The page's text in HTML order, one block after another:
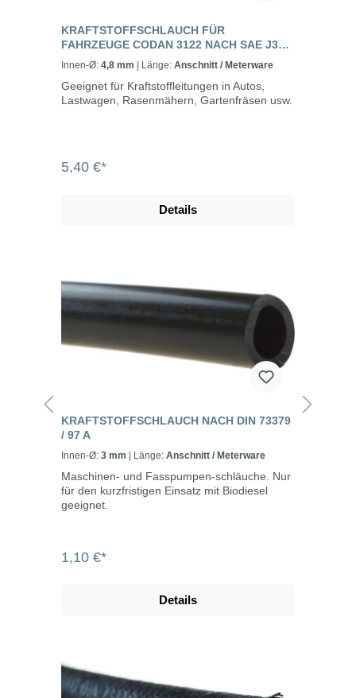
KRAFTSTOFFSCHLAUCH FÜR
FAHRZEUGE CODAN 3122 NACH SAE J30
R6, R7, R8, R11
Innen-Ø: 4,8 mm | Länge: Anschnitt / Meterware
Geeignet für Kraftstoffleitungen in Autos,
Lastwagen, Rasenmähern, Gartenfräsen usw.
5,40 €*
Details
KRAFTSTOFFSCHLAUCH NACH DIN 73379
/ 97 A
Innen-Ø: 3 mm | Länge: Anschnitt / Meterware
Maschinen- und Fasspumpen-schläuche. Nur
für den kurzfristigen Einsatz mit Biodiesel
geeignet.
1,10 €*
Details